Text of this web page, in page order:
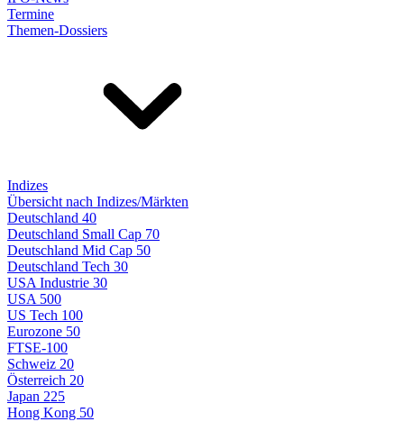
Termine
Themen-Dossiers
Indizes
Übersicht nach Indizes/Märkten
Deutschland 40
Deutschland Small Cap 70
Deutschland Mid Cap 50
Deutschland Tech 30
USA Industrie 30
USA 500
US Tech 100
Eurozone 50
FTSE-100
Schweiz 20
Österreich 20
Japan 225
Hong Kong 50